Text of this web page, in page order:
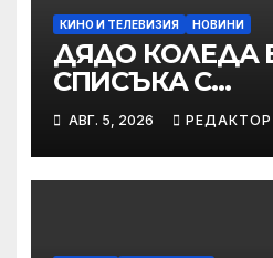
КИНО И ТЕЛЕВИЗИЯ НОВИНИ
ДЯДО КОЛЕДА
СПИСЪКА С
НЕПОСЛУШНИТЕ
„БРУТАЛНА НОЩ
ДЕКЕМВРИ
АВГ. 5, 2026 РЕДАКТОР